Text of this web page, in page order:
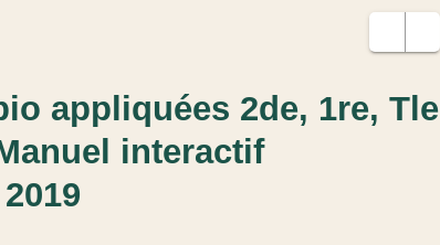
appliquées 2de, 1re, Tle
interactif